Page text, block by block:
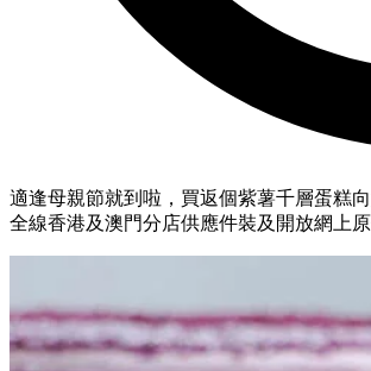
適逢母親節就到啦，買返個紫薯千層蛋糕
全線香港及澳門分店供應件裝及開放網上